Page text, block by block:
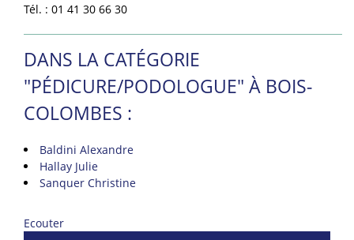
Tél. : 01 41 30 66 30
DANS LA CATÉGORIE
"PÉDICURE/PODOLOGUE" À BOIS-
COLOMBES :
Baldini Alexandre
Hallay Julie
Sanquer Christine
Ecouter